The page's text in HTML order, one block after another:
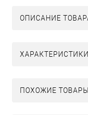
ОПИСАНИЕ
ХАРАКТЕРИСТИКИ
ПОХОЖИЕ